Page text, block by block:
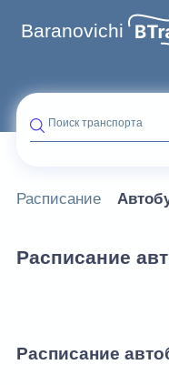
Baranovichi
Поиск транспорта
Расписание
Расписание
Расписание